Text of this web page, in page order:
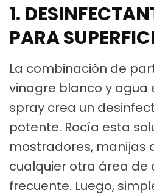
1.
PARA
La combinación de
vinagre blanco y agua
spray crea un
potente. Rocía esta
mostradores, manijas
cualquier otra área de
frecuente. Luego,